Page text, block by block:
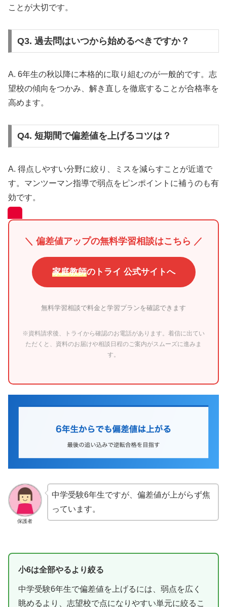
ことが大切です。
Q3. 過去問はいつから始めるべきですか？
A. 6年生の秋以降に本格的に取り組むのが一般的です。志
望校の傾向をつかみ、解き直しを徹底することが合格率を
高めます。
Q4. 短期間で偏差値を上げるコツは？
A. 得点しやすい分野に絞り、ミスを減らすことが近道で
す。マンツーマン指導で弱点をピンポイントに補うのも有
効です。
＼ 偏差値アップの無料学習相談はこちら ／
家庭教師のトライ 公式サイトへ
無料学習相談で料金と学習プランを確認できます
※資料請求後、トライから確認のお電話があります。着信に出てい
ただくと、資料のお届けや相談日程のご案内がスムーズに進みま
す。
保護者
中学受験6年生ですが、偏差値が上がらず焦
っています。
小6は全部やるより絞る
中学受験6年生で偏差値を上げるには、弱点を広く
眺めるより、志望校で点になりやすい単元に絞るこ